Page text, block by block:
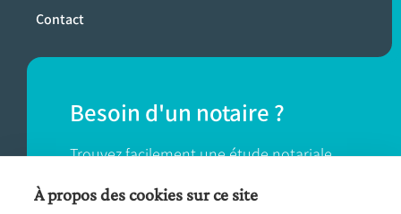
Contact
Besoin d'un notaire ?
Trouvez facilement une étude notariale
près de chez vous.
À propos des cookies sur ce site